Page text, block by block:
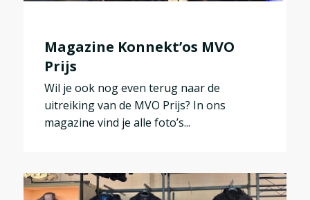
Magazine Konnekt’os MVO
Prijs
Wil je ook nog even terug naar de
uitreiking van de MVO Prijs? In ons
magazine vind je alle foto’s...